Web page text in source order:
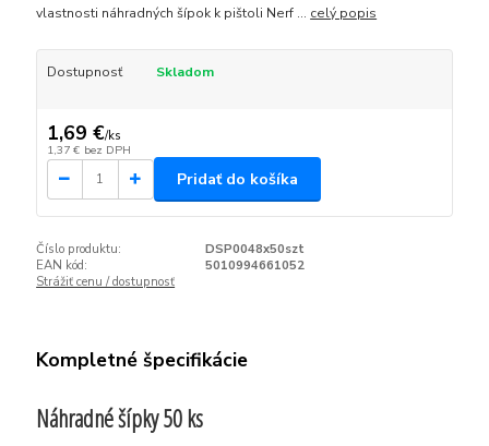
vlastnosti náhradných šípok k pištoli Nerf ... celý popis
Dostupnosť Skladom
1,69 €/ks
1,37 € bez DPH
Pridať do košíka
Číslo produktu:
DSP0048x50szt
EAN kód:
5010994661052
Strážiť cenu / dostupnosť
Kompletné špecifikácie
Náhradné šípky 50 ks